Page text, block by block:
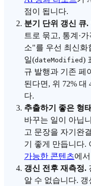
점이 됩니다.
분기 단위 갱신 큐.
트로 묶고, 통계·
소"를 우선 최신화
일(dateModified)
규 발행과 기존 페
된다면, 위 72% 대
다.
추출하기 좋은 형
바꾸는 일이 아닙
고 문장을 자기완
기 좋게 만듭니다.
가능한 콘텐츠에
갱신 전후 재측정.
알 수 없습니다. 갱